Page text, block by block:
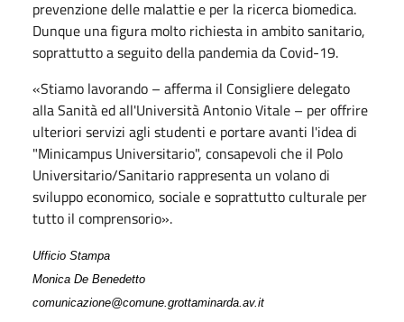
prevenzione delle malattie e per la ricerca biomedica.
Dunque una figura molto richiesta in ambito sanitario,
soprattutto a seguito della pandemia da Covid-19.
«Stiamo lavorando – afferma il Consigliere delegato
alla Sanità ed all'Università Antonio Vitale – per offrire
ulteriori servizi agli studenti e portare avanti l'idea di
"Minicampus Universitario", consapevoli che il Polo
Universitario/Sanitario rappresenta un volano di
sviluppo economico, sociale e soprattutto culturale per
tutto il comprensorio».
Ufficio Stampa
Monica De Benedetto
comunicazione@comune.grottaminarda.av.it